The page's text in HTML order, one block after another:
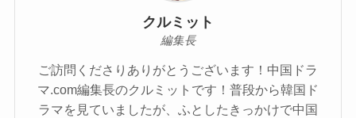
クルミット
編集長
ご訪問くださりありがとうございます！中国ドラ
マ.com編集長のクルミットです！普段から韓国ド
ラマを見ていましたが、ふとしたきっかけで中国